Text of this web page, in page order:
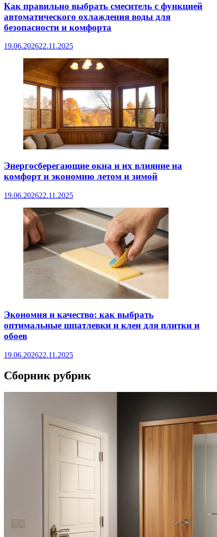
Как правильно выбрать смеситель с функцией
автоматического охлаждения воды для
безопасности и комфорта
19.06.202622.11.2025
Энергосберегающие окна и их влияние на
комфорт и экономию летом и зимой
19.06.202622.11.2025
Экономия и качество: как выбрать
оптимальные шпатлевки и клеи для плитки и
обоев
19.06.202622.11.2025
Сборник рубрик